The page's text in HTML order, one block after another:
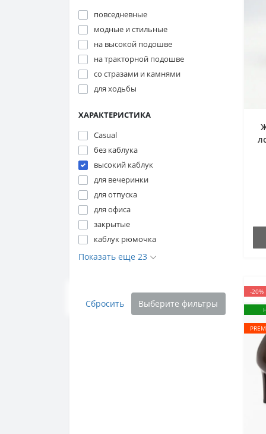
повседневные
модные и стильные
на высокой подошве
на тракторной подошве
со стразами и камнями
для ходьбы
ХАРАКТЕРИСТИКА
Casual
без каблука
высокий каблук
для вечеринки
для отпуска
для офиса
закрытые
каблук рюмочка
Показать еще 23
Сбросить Выберите фильтры
-20%